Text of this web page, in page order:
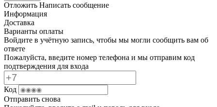
Отложить Написать сообщение
Информация
Доставка
Варианты оплаты
Войдите в учётную запись, чтобы мы могли сообщить вам об
ответе
Пожалуйста, введите номер телефона и мы отправим код
подтверждения для входа
Код
Отправить снова